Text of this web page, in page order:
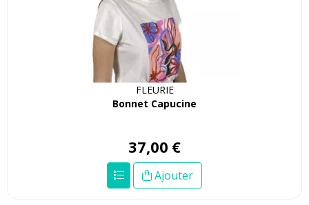
FLEURIE
Bonnet Capucine
37,00 €
Ajouter